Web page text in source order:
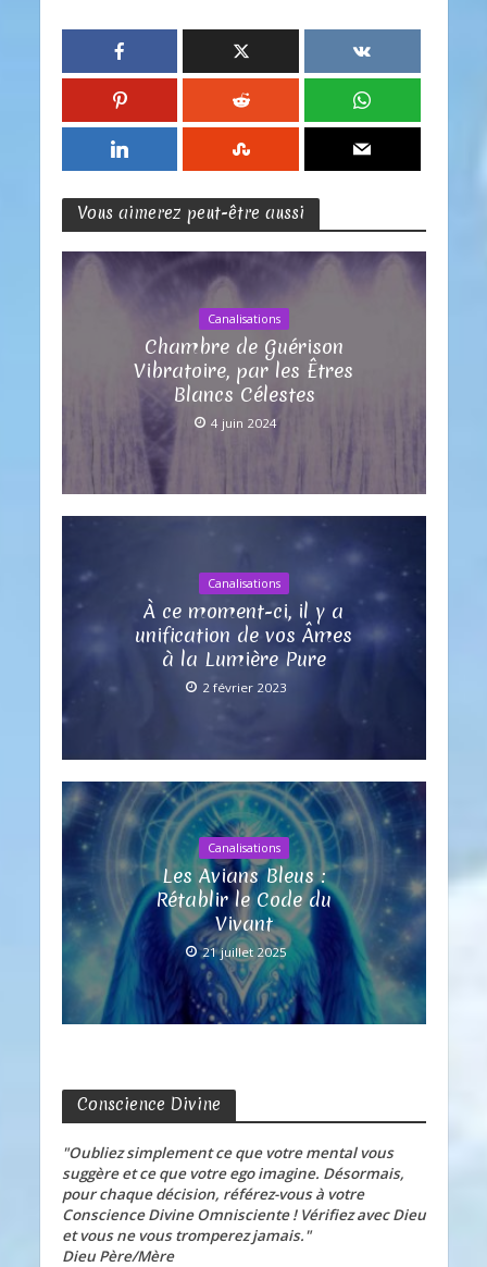
Vous aimerez peut-être aussi
Canalisations
Chambre de Guérison
Vibratoire, par les Êtres
Blancs Célestes
4 juin 2024
Canalisations
À ce moment-ci, il y a
unification de vos Âmes
à la Lumière Pure
2 février 2023
Canalisations
Les Avians Bleus :
Rétablir le Code du
Vivant
21 juillet 2025
Conscience Divine
"Oubliez simplement ce que votre mental vous
suggère et ce que votre ego imagine. Désormais,
pour chaque décision, référez-vous à votre
Conscience Divine Omnisciente ! Vérifiez avec Dieu
et vous ne vous tromperez jamais."
Dieu Père/Mère